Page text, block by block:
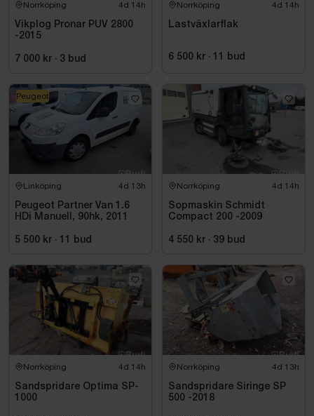
Norrköping 4d 14h
Vikplog Pronar PUV 2800
-2015
7 000 kr · 3 bud
Norrköping 4d 14h
Lastväxlarflak
6 500 kr · 11 bud
Linköping 4d 13h
Peugeot Partner Van 1.6
HDi Manuell, 90hk, 2011
5 500 kr · 11 bud
Peugeot
Norrköping 4d 14h
Sopmaskin Schmidt
Compact 200 -2009
4 550 kr · 39 bud
Norrköping 4d 14h
Sandspridare Optima SP-
1000
Norrköping 4d 13h
Sandspridare Siringe SP
500 -2018